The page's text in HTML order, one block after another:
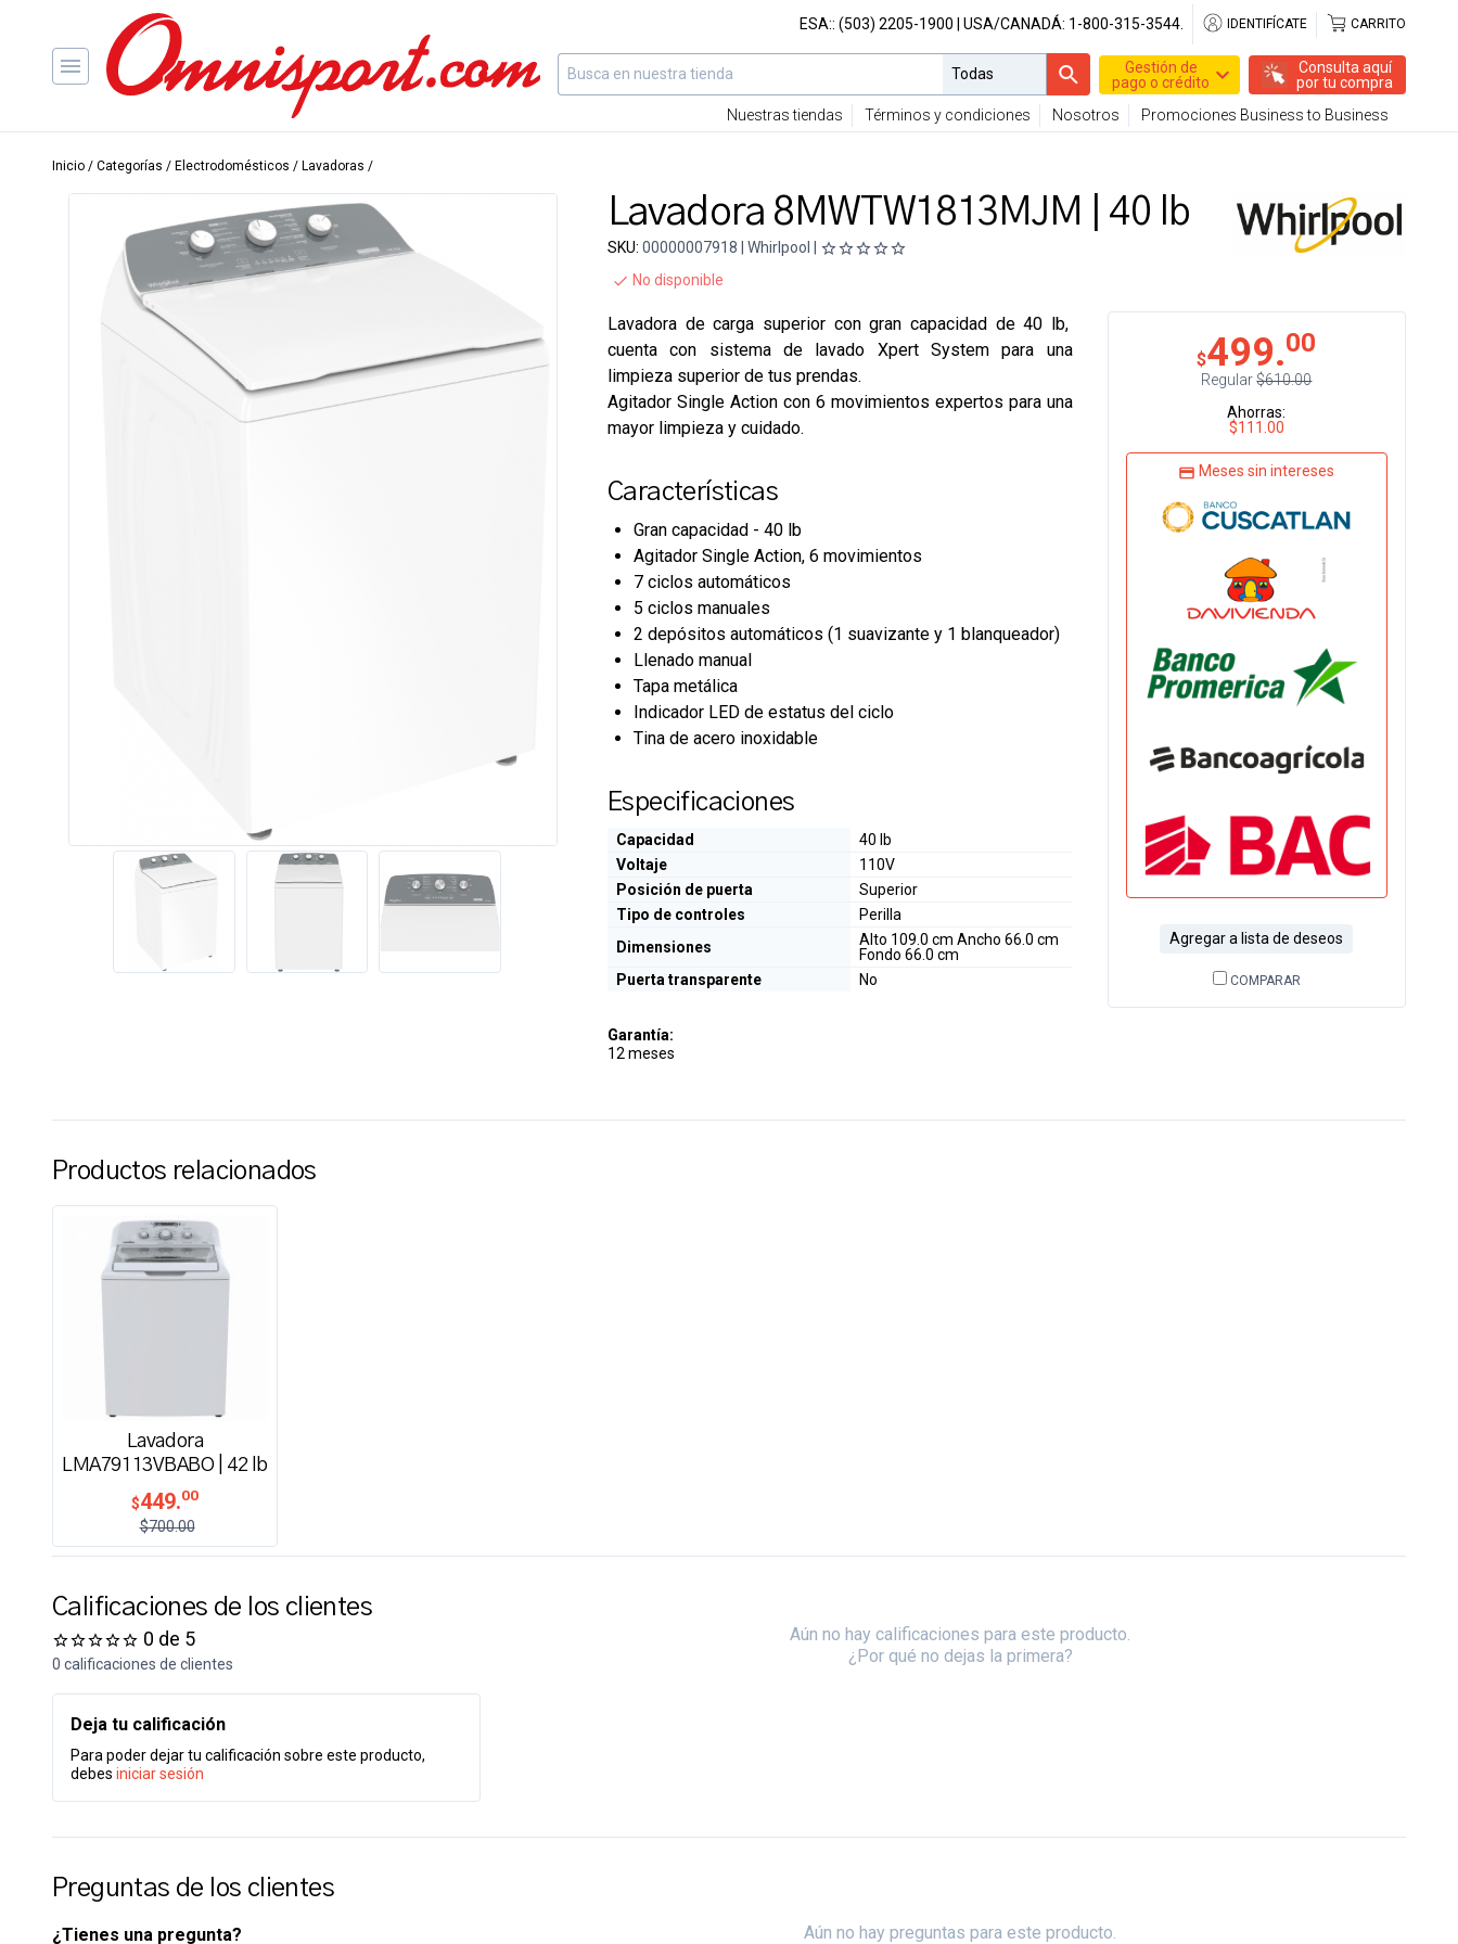
ESA:: (503) 2205-1900 | USA/CANADÁ: 1-800-315-3544. IDENTIFÍCATE CARRITO
Gestión de
pago o crédito
Consulta aquí
por tu compra
Nuestras tiendas
Términos y condiciones Nosotros Promociones Business to Business
Inicio / Categorías / Electrodomésticos / Lavadoras /
Lavadora 8MWTW1813MJM | 40 lb
SKU: 00000007918 | Whirlpool |
No disponible
$499.00
Regular$610.00
Ahorras:
$111.00
Meses sin intereses
Agregar a lista de deseos
COMPARAR
Lavadora de carga superior con gran capacidad de 40 lb,
cuenta con sistema de lavado Xpert System para una
limpieza superior de tus prendas.
Agitador Single Action con 6 movimientos expertos para una
mayor limpieza y cuidado.
Características
Gran capacidad - 40 lb
Agitador Single Action, 6 movimientos
7 ciclos automáticos
5 ciclos manuales
2 depósitos automáticos (1 suavizante y 1 blanqueador)
Llenado manual
Tapa metálica
Indicador LED de estatus del ciclo
Tina de acero inoxidable
Especificaciones
Capacidad
40 lb
Voltaje
110V
Posición de puerta
Superior
Tipo de controles
Perilla
Dimensiones
Alto 109.0 cm Ancho 66.0 cm
Fondo 66.0 cm
Puerta transparente
No
Garantía:
12 meses
Productos relacionados
Lavadora
LMA79113VBABO | 42 lb
$449.00
$700.00
Calificaciones de los clientes
0 de 5
0 calificaciones de clientes
Deja tu calificación
Para poder dejar tu calificación sobre este producto,
debes iniciar sesión
Aún no hay calificaciones para este producto.
¿Por qué no dejas la primera?
Preguntas de los clientes
¿Tienes una pregunta?
Aún no hay preguntas para este producto.